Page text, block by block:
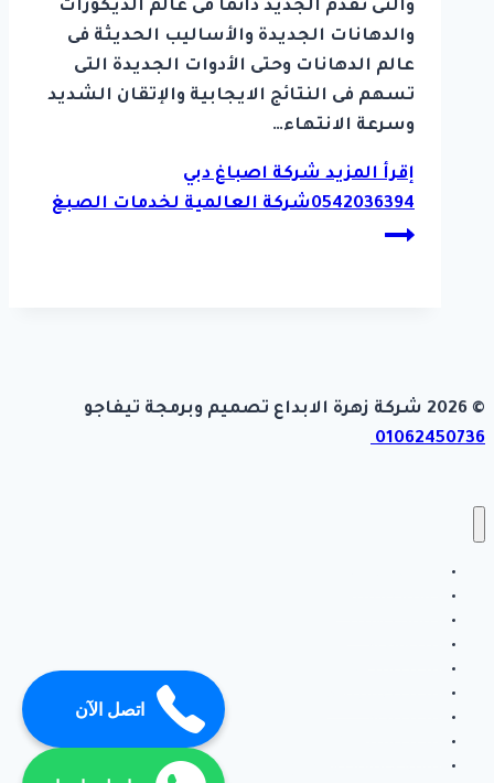
والتى تقدم الجديد دائماً فى عالم الديكورات
والدهانات الجديدة والأساليب الحديثة فى
عالم الدهانات وحتى الأدوات الجديدة التى
تسهم فى النتائج الايجابية والإتقان الشديد
وسرعة الانتهاء…
إقرأ المزيدشركة اصباغ دبي
0542036394شركة العالمية لخدمات الصبغ
© 2026 شركة زهرة الابداع تصميم وبرمجة تيفاجو
01062450736
اتصل الآن